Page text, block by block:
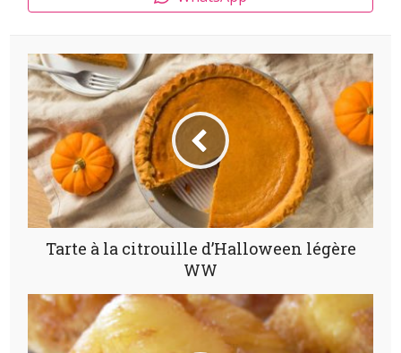
Tarte à la citrouille d’Halloween légère
WW